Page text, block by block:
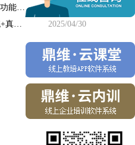
· AI单词识记软件，抗遗忘九连环功能解析！
2025/05/16
· 创新英语培训项目，AI智能系统+真人伴学！
2025/04/30